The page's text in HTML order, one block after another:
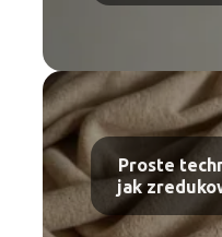
Proste
jak